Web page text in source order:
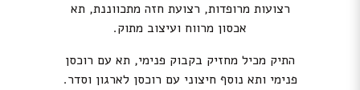
רצועות מרופדות, רצועת חזה מתכווננת, תא
אכסון מרווח ועיצוב מתוק.
התיק מכיל מחזיק בקבוק פנימי, תא עם רוכסן
פנימי ותא נוסף חיצוני עם רוכסן לארגון וסדר.